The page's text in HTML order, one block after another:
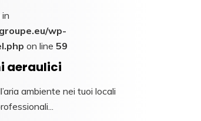
wp-
on line59
aeraulici
ambiente nei tuoi locali